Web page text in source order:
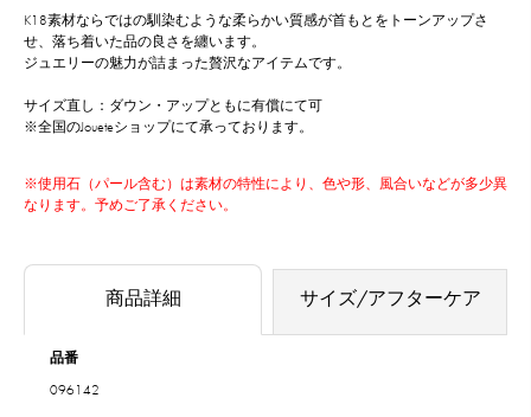
K18素材ならではの馴染むような柔らかい質感が首もとをトーンアップさ
せ、落ち着いた品の良さを纏います。
ジュエリーの魅力が詰まった贅沢なアイテムです。
サイズ直し：ダウン・アップともに有償にて可
※全国のJoueteショップにて承っております。
※使用石（パール含む）は素材の特性により、色や形、風合いなどが多少異
なります。予めご了承ください。
商品詳細 サイズ/アフターケア
品番
096142